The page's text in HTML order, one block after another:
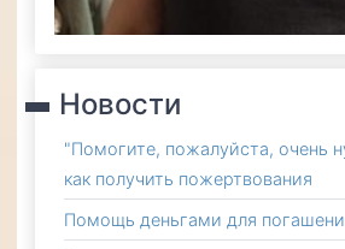
Новости
"Помогите, пожалуйста, очень
как получить пожертвования
Помощь деньгами для